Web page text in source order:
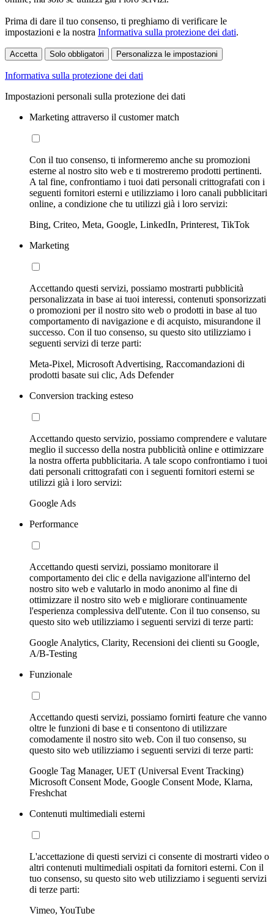
Prima di dare il tuo consenso, ti preghiamo di verificare le
impostazioni e la nostra Informativa sulla protezione dei dati.
Accetta Solo obbligatori Personalizza le impostazioni
Informativa sulla protezione dei dati
Impostazioni personali sulla protezione dei dati
Marketing attraverso il customer match
Con il tuo consenso, ti informeremo anche su promozioni
esterne al nostro sito web e ti mostreremo prodotti pertinenti.
A tal fine, confrontiamo i tuoi dati personali crittografati con i
seguenti fornitori esterni e utilizziamo i loro canali pubblicitari
online, a condizione che tu utilizzi già i loro servizi:
Bing, Criteo, Meta, Google, LinkedIn, Printerest, TikTok
Marketing
Accettando questi servizi, possiamo mostrarti pubblicità
personalizzata in base ai tuoi interessi, contenuti sponsorizzati
o promozioni per il nostro sito web o prodotti in base al tuo
comportamento di navigazione e di acquisto, misurandone il
successo. Con il tuo consenso, su questo sito utilizziamo i
seguenti servizi di terze parti:
Meta-Pixel, Microsoft Advertising, Raccomandazioni di
prodotti basate sui clic, Ads Defender
Conversion tracking esteso
Accettando questo servizio, possiamo comprendere e valutare
meglio il successo della nostra pubblicità online e ottimizzare
la nostra offerta pubblicitaria. A tale scopo confrontiamo i tuoi
dati personali crittografati con i seguenti fornitori esterni se
utilizzi già i loro servizi:
Google Ads
Performance
Accettando questi servizi, possiamo monitorare il
comportamento dei clic e della navigazione all'interno del
nostro sito web e valutarlo in modo anonimo al fine di
ottimizzare il nostro sito web e migliorare continuamente
l'esperienza complessiva dell'utente. Con il tuo consenso, su
questo sito web utilizziamo i seguenti servizi di terze parti:
Google Analytics, Clarity, Recensioni dei clienti su Google,
A/B-Testing
Funzionale
Accettando questi servizi, possiamo fornirti feature che vanno
oltre le funzioni di base e ti consentono di utilizzare
comodamente il nostro sito web. Con il tuo consenso, su
questo sito web utilizziamo i seguenti servizi di terze parti:
Google Tag Manager, UET (Universal Event Tracking)
Microsoft Consent Mode, Google Consent Mode, Klarna,
Freshchat
Contenuti multimediali esterni
L'accettazione di questi servizi ci consente di mostrarti video o
altri contenuti multimediali ospitati da fornitori esterni. Con il
tuo consenso, su questo sito web utilizziamo i seguenti servizi
di terze parti:
Vimeo, YouTube